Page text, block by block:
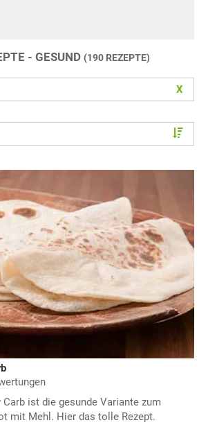
- GESUND (190 REZEPTE)
X
ist die gesunde Variante zum
mit Mehl. Hier das tolle Rezept.